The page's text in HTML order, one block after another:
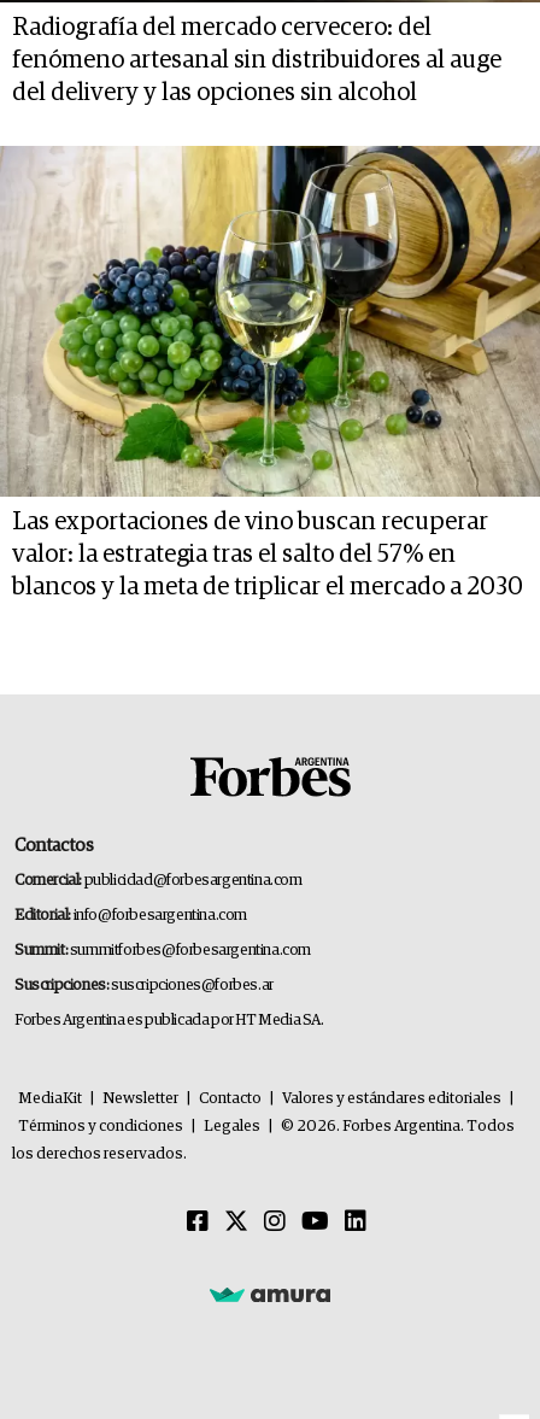
Radiografía del mercado cervecero: del
fenómeno artesanal sin distribuidores al auge
del delivery y las opciones sin alcohol
Las exportaciones de vino buscan recuperar
valor: la estrategia tras el salto del 57% en
blancos y la meta de triplicar el mercado a 2030
Contactos
Comercial:publicidad@forbesargentina.com
Editorial:info@forbesargentina.com
Summit:summitforbes@forbesargentina.com
Suscripciones:suscripciones@forbes.ar
Forbes Argentina es publicada por HT Media SA.
MediaKit Newsletter Contacto Valores y estándares editoriales
Términos y condiciones
Legales
© 2026. Forbes Argentina. Todos
los derechos reservados.